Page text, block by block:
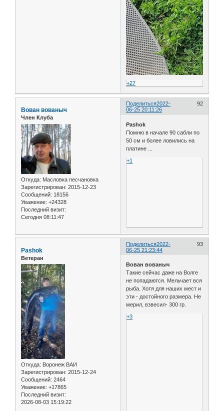
+27
Поделиться 92
2022-
06-25 20:11:26
Вован вованыч
Член Клуба
Откуда: Масловка песчановка
Зарегистрирован: 2015-12-23
Сообщений: 18156
Уважение: +24328
Последний визит:
Сегодня 08:11:47
Pashok
Помню в начале 90 сабли по
50 см и более ловились на
платине ...
+1
Поделиться 93
2022-
06-25 21:23:44
Pashok
Ветеран
Откуда: Воронеж ВАИ
Зарегистрирован: 2015-12-24
Сообщений: 2464
Уважение: +17865
Последний визит:
2026-08-03 15:19:22
Вован вованыч
Такие сейчас даже на Волге
не попадаются. Мельчает вся
рыба. Хотя для наших мест и
эти - достойного размера. Не
мерил, взвесил- 300 гр.
+3